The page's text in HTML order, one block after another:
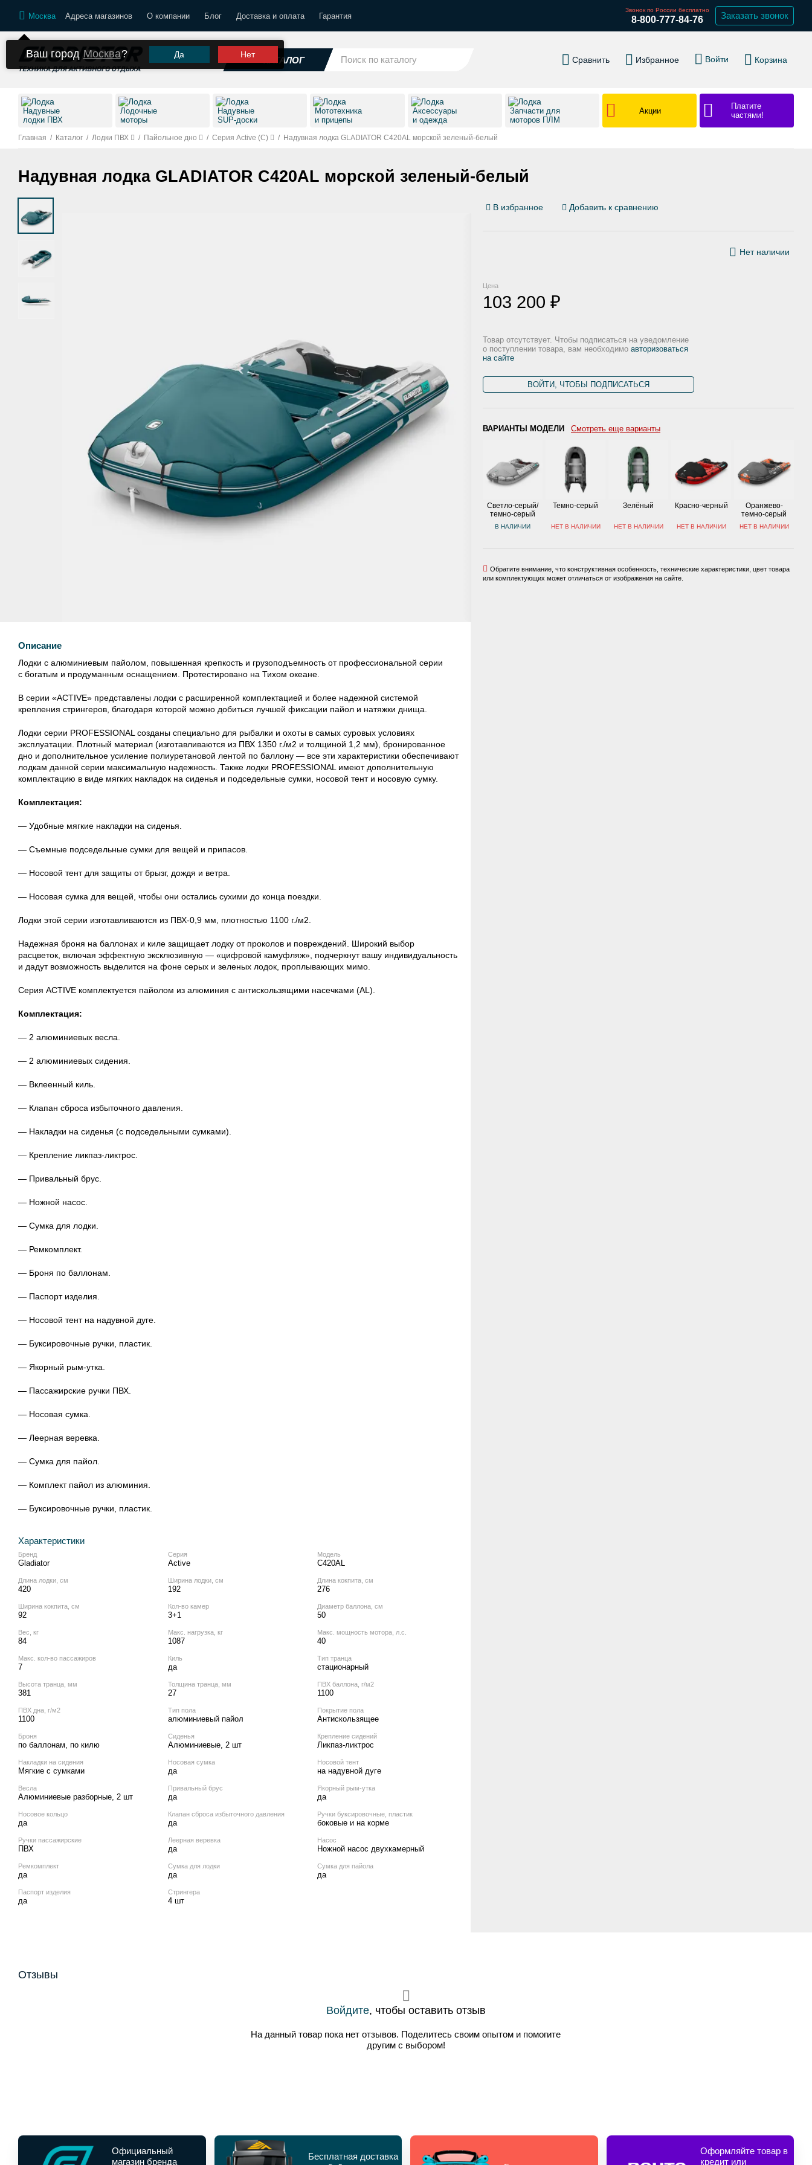
Москва Адреса магазинов О компании Блог Доставка и оплата Гарантия
Звонок по России бесплатно
8-800-777-84-76 Заказать звонок
КАТАЛОГ Сравнить Избранное Войти Корзина
Ваш городМосква? Да Нет
Надувные
лодки ПВХ
Лодочные
моторы
Надувные
SUP-доски
Мототехника
и прицепы
Аксессуары
и одежда
Запчасти для
моторов ПЛМ
Акции
Платите
частями!
Главная / Каталог / Лодки ПВХ / Пайольное дно / Серия Active (С) / Надувная лодка GLADIATOR C420AL морской зеленый-белый
Надувная лодка GLADIATOR C420AL морской зеленый-белый
В избранное Добавить к сравнению
Нет наличии
Цена
103 200 ₽
Товар отсутствует. Чтобы подписаться на уведомление
о поступлении товара, вам необходимо авторизоваться
на сайте
ВОЙТИ, ЧТОБЫ ПОДПИСАТЬСЯ
ВАРИАНТЫ МОДЕЛИ Смотреть еще варианты
Светло-серый/
темно-серый
В НАЛИЧИИ
Темно-серый
НЕТ В НАЛИЧИИ
Зелёный
НЕТ В НАЛИЧИИ
Красно-черный
НЕТ В НАЛИЧИИ
Оранжево-
темно-серый
НЕТ В НАЛИЧИИ
Обратите внимание, что конструктивная особенность, технические характеристики, цвет товара
или комплектующих может отличаться от изображения на сайте.
Описание
Лодки с алюминиевым пайолом, повышенная крепкость и грузоподъемность от профессиональной серии
с богатым и продуманным оснащением. Протестировано на Тихом океане.
В серии «ACTIVE» представлены лодки с расширенной комплектацией и более надежной системой
крепления стрингеров, благодаря которой можно добиться лучшей фиксации пайол и натяжки днища.
Лодки серии PROFESSIONAL созданы специально для рыбалки и охоты в самых суровых условиях
эксплуатации. Плотный материал (изготавливаются из ПВХ 1350 г./м2 и толщиной 1,2 мм), бронированное
дно и дополнительное усиление полиуретановой лентой по баллону — все эти характеристики обеспечивают
лодкам данной серии максимальную надежность. Также лодки PROFESSIONAL имеют дополнительную
комплектацию в виде мягких накладок на сиденья и подседельные сумки, носовой тент и носовую сумку.
Комплектация:
— Удобные мягкие накладки на сиденья.
— Съемные подседельные сумки для вещей и припасов.
— Носовой тент для защиты от брызг, дождя и ветра.
— Носовая сумка для вещей, чтобы они остались сухими до конца поездки.
Лодки этой серии изготавливаются из ПВХ-0 ,9 мм, плотностью 1100 г./м2.
Надежная броня на баллонах и киле защищает лодку от проколов и повреждений. Широкий выбор
расцветок, включая эффектную эксклюзивную — «цифровой камуфляж», подчеркнут вашу индивидуальность
и дадут возможность выделится на фоне серых и зеленых лодок, проплывающих мимо.
Серия ACTIVE комплектуется пайолом из алюминия с антискользящими насечками (AL).
Комплектация:
— 2 алюминиевых весла.
— 2 алюминиевых сидения.
— Вклеенный киль.
— Клапан сброса избыточного давления.
— Накладки на сиденья (с подседельными сумками).
— Крепление ликпаз-ликтрос
— Привальный брус.
— Ножной насос.
— Сумка для лодки.
— Ремкомплект.
— Броня по баллонам.
— Паспорт изделия.
— Носовой тент на надувной дуге.
— Буксировочные ручки, пластик.
— Якорный рым-утка
— Пассажирские ручки ПВХ.
— Носовая сумка.
— Леерная веревка.
— Сумка для пайол.
— Комплект пайол из алюминия.
— Буксировочные ручки, пластик.
Характеристики
Бренд
Gladiator
Серия
Active
Модель
C420AL
Длина лодки, см
420
Ширина лодки, см
192
Длина кокпита, см
276
Ширина кокпита, см
92
Кол‑во камер
3+1
Диаметр баллона, см
50
Вес, кг
84
Макс. нагрузка, кг
1087
Макс. мощность мотора, л.с.
40
Макс. кол‑во пассажиров
7
Киль
да
Тип транца
стационарный
Высота транца, мм
381
Толщина транца, мм
27
ПВХ баллона, г/м2
1100
ПВХ дна, г/м2
1100
Тип пола
алюминиевый пайол
Покрытие пола
Антискользящее
Броня
по баллонам, по килю
Сиденья
Алюминиевые, 2 шт
Крепление сидений
Ликпаз-ликтрос
Накладки на сидения
Мягкие с сумками
Носовая сумка
да
Носовой тент
на надувной дуге
Весла
Алюминиевые разборные, 2 шт
Привальный брус
да
Якорный рым-утка
да
Носовое кольцо
да
Клапан сброса избыточного давления
да
Ручки буксировочные, пластик
боковые и на корме
Ручки пассажирские
ПВХ
Леерная веревка
да
Насос
Ножной насос двухкамерный
Ремкомплект
да
Сумка для лодки
да
Сумка для пайола
да
Паспорт изделия
да
Стрингера
4 шт
Отзывы
Войдите, чтобы оставить отзыв
На данный товар пока нет отзывов. Поделитесь своим опытом и помогите
другим с выбором!
Официальный
магазин бренда
Бесплатная доставка
Оформляйте товар в
кредит или